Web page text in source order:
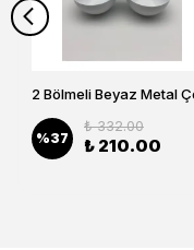
%37
₺ 332.00
₺ 210.00